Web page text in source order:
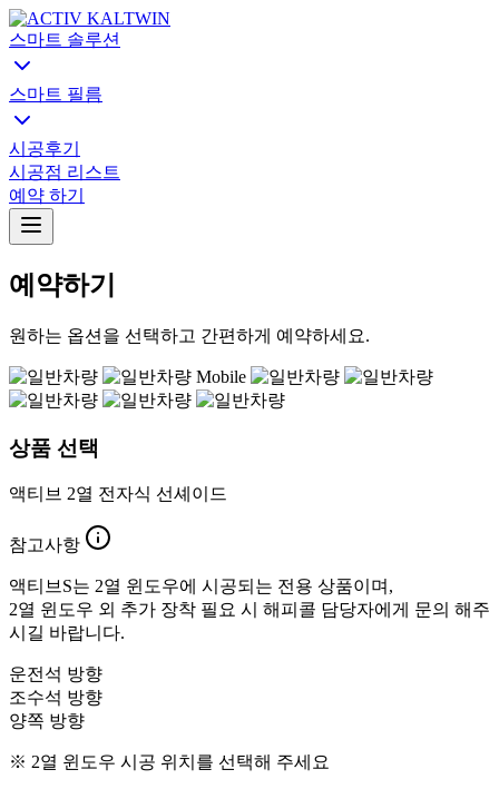
스마트 솔루션
스마트 필름
시공후기
시공점 리스트
예약 하기
예약하기
원하는 옵션을 선택하고 간편하게 예약하세요.
상품 선택
액티브 2열 전자식 선셰이드
참고사항
액티브S는 2열 윈도우에 시공되는 전용 상품이며,
2열 윈도우 외 추가 장착 필요 시 해피콜 담당자에게 문의 해주
시길 바랍니다.
운전석 방향
조수석 방향
양쪽 방향
※ 2열 윈도우 시공 위치를 선택해 주세요